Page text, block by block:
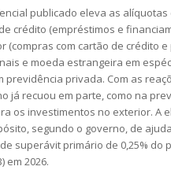
publicado eleva as alíquotas
crédito (empréstimos e
(compras com cartão de crédito e
e moeda estrangeira em
previdência privada. Com as
já recuou em parte, como na
os investimentos no exterior. A
segundo o governo, de
superávit primário de 0,25% do
em 2026.